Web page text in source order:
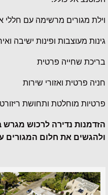
וילת מגורים מרשימה עם חללי
גינות מעוצבות ופינות ישיבה
בריכת שחייה פרטית
חניה פרטית ואזורי שירות
פרטיות מוחלטת ותחושת
הזדמנות נדירה לרכוש מגרש
ולהגשים את חלום המגורים